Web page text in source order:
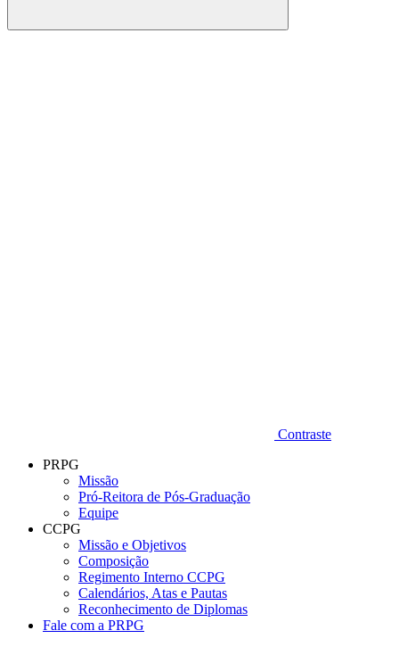
Buscar
Contraste
PRPG
Missão
Pró-Reitora de Pós-Graduação
Equipe
CCPG
Missão e Objetivos
Composição
Regimento Interno CCPG
Calendários, Atas e Pautas
Reconhecimento de Diplomas
Fale com a PRPG